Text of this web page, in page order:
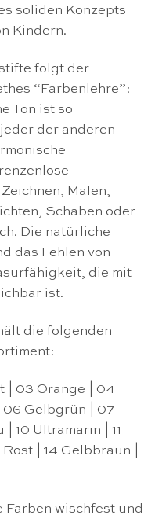
soliden Konzepts
Kindern.
folgt der
“Farbenlehre”:
Ton ist so
der anderen
Malen,
Schaben oder
Die natürliche
das Fehlen von
die mit
ist.
die folgenden
| 03 Orange | 04
Gelbgrün | 07
10 Ultramarin | 11
| 14 Gelbbraun |
Farben wischfest und